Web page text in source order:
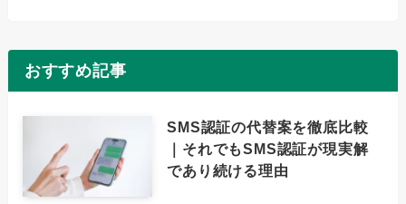
おすすめ記事
SMS認証の代替案を徹底比較
｜それでもSMS認証が現実解
であり続ける理由